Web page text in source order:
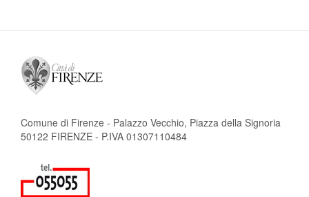
Comune di Firenze - Palazzo Vecchio, Piazza della Signoria
50122 FIRENZE - P.IVA 01307110484